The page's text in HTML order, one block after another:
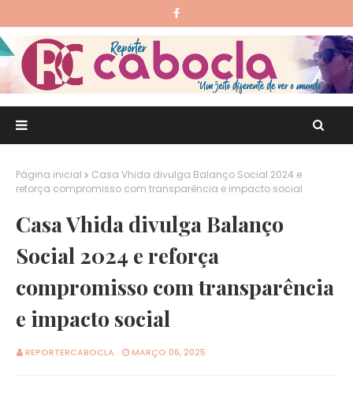
Página inicial
Casa Vhida divulga Balanço Social 2024 e
reforça compromisso com transparência e impacto social
Casa Vhida divulga Balanço
Social 2024 e reforça
compromisso com transparência
e impacto social
REPORTERCABOCLA MARÇO 06, 2025